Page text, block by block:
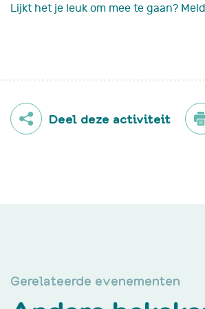
Lijkt het je leuk om mee te gaan?
Deel deze activiteit
Gerelateerde evenementen